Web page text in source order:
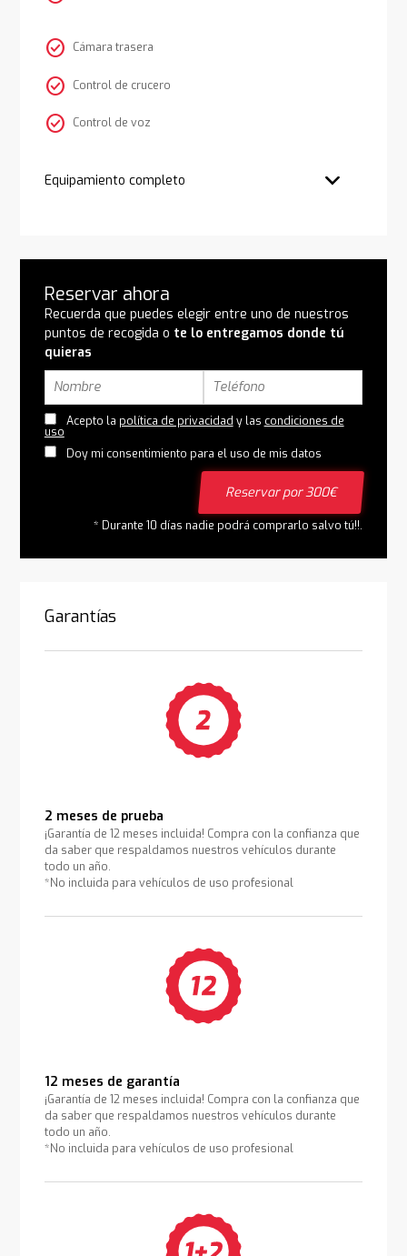
check_circle Cámara trasera
check_circle Control de crucero
check_circle Control de voz
Equipamiento completo
Reservar ahora
Recuerda que puedes elegir entre uno de nuestros
puntos de recogida o te lo entregamos donde tú
quieras
Acepto la política de privacidad y las condiciones de
uso
Doy mi consentimiento para el uso de mis datos
Reservar por 300€
* Durante 10 días nadie podrá comprarlo salvo tú!!.
Garantías
2 meses de prueba
¡Garantía de 12 meses incluida! Compra con la confianza que
da saber que respaldamos nuestros vehículos durante
todo un año.
*No incluida para vehículos de uso profesional
12 meses de garantía
¡Garantía de 12 meses incluida! Compra con la confianza que
da saber que respaldamos nuestros vehículos durante
todo un año.
*No incluida para vehículos de uso profesional